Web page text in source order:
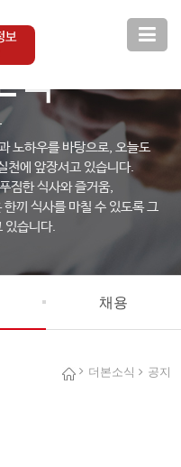
식
노하우를 바탕으로, 오늘도
천에 앞장서고 있습니다.
짐한 식사와 즐거움,
끼 식사를 마칠 수 있도록 그
있습니다.
채용
더본소식 공지